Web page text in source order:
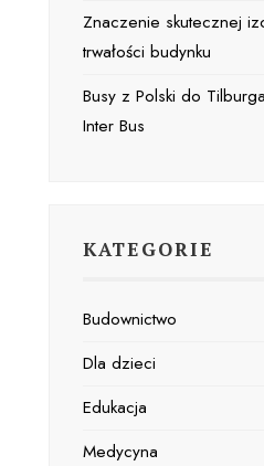
Znaczenie skutecznej
trwałości budynku
Busy z Polski do
Inter Bus
KATEGORIE
Budownictwo
Dla dzieci
Edukacja
Medycyna